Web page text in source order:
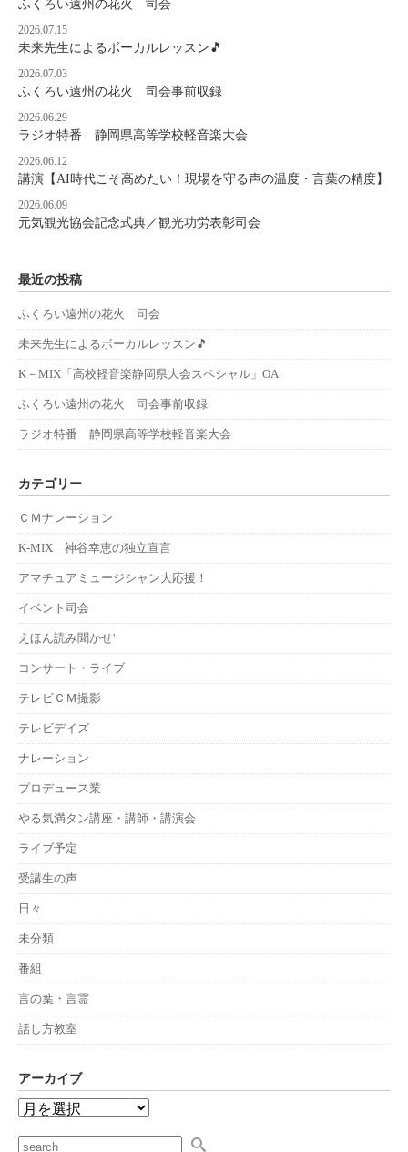
ふくろい遠州の花火 司会
2026.07.15
未来先生によるボーカルレッスン🎵
2026.07.03
ふくろい遠州の花火 司会事前収録
2026.06.29
ラジオ特番 静岡県高等学校軽音楽大会
2026.06.12
講演【AI時代こそ高めたい！現場を守る声の温度・言葉の精度】
2026.06.09
元気観光協会記念式典／観光功労表彰司会
最近の投稿
ふくろい遠州の花火 司会
未来先生によるボーカルレッスン🎵
K－MIX「高校軽音楽静岡県大会スペシャル」OA
ふくろい遠州の花火 司会事前収録
ラジオ特番 静岡県高等学校軽音楽大会
カテゴリー
ＣＭナレーション
K-MIX 神谷幸恵の独立宣言
アマチュアミュージシャン大応援！
イベント司会
えほん読み聞かせ'
コンサート・ライブ
テレビＣＭ撮影
テレビデイズ
ナレーション
プロデュース業
やる気満タン講座・講師・講演会
ライブ予定
受講生の声
日々
未分類
番組
言の葉・言霊
話し方教室
アーカイブ